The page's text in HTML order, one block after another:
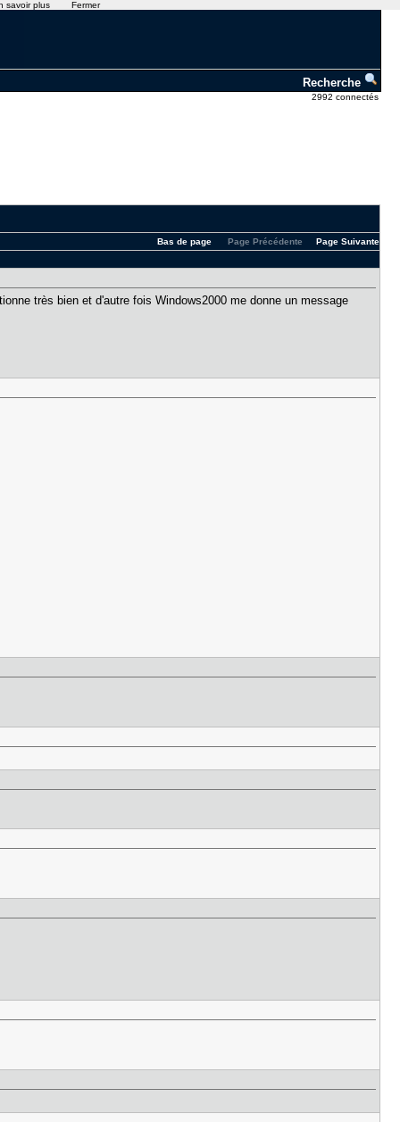
Recherche
2992 connectés
Page Suivante
Page Précédente
Bas de page
très bien et d'autre fois Windows2000 me donne un message
savoir plus Fermer